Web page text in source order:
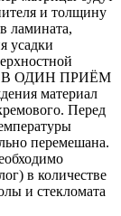
и толщину
ламината,
усадки
В ОДИН ПРИЁМ
материал
Перед
перемешана.
в количестве
и стекломата